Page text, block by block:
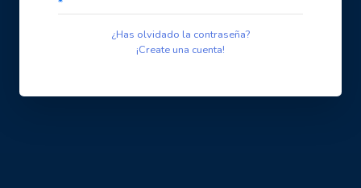
¿Has olvidado la contraseña?
¡Create una cuenta!